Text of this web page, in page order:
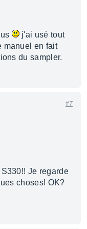
j'ai usé tout
manuel en fait
du sampler.
#7
Je regarde
choses! OK?